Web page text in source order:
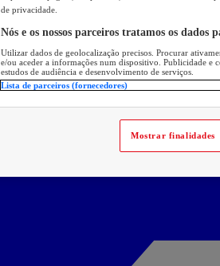
de privacidade.
Nós e os nossos parceiros tratamos os dados
Utilizar dados de geolocalização precisos. Procurar
e/ou aceder a informações num dispositivo. Publicidade e
estudos de audiência e desenvolvimento de serviços.
Lista de parceiros (fornecedores)
Mostrar finalidades